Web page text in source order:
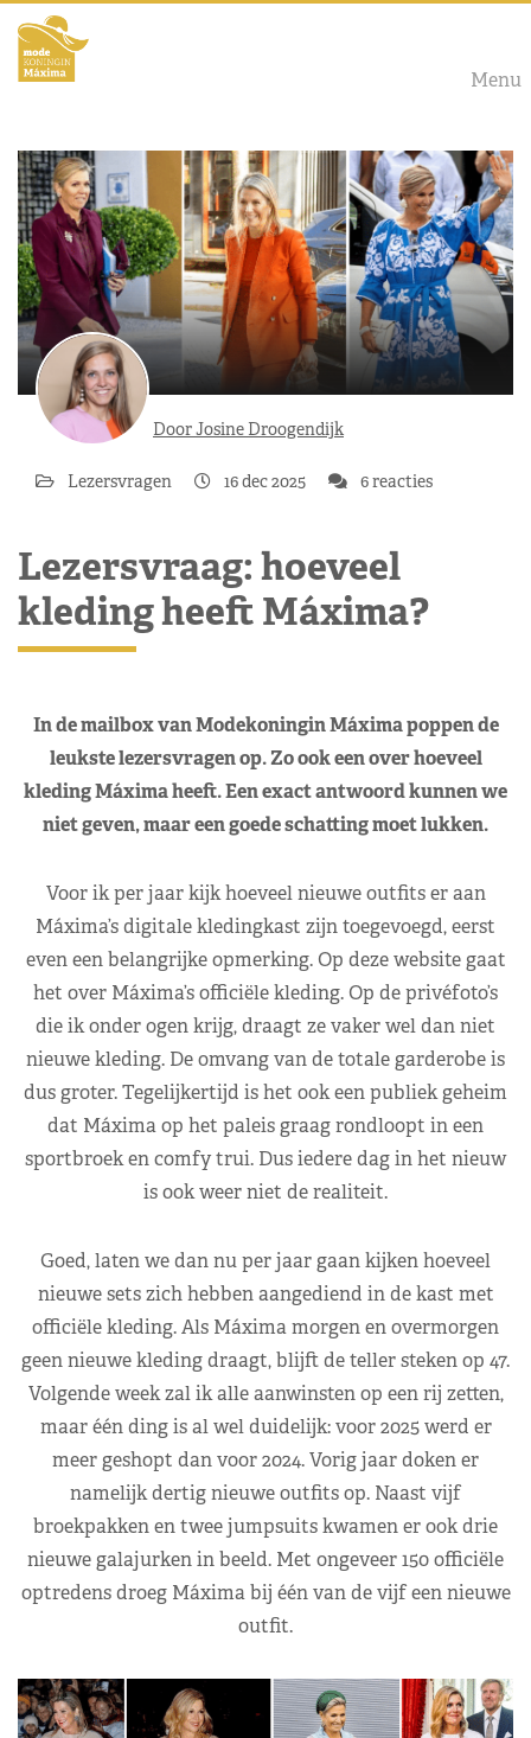
Menu
Door Josine Droogendijk
Lezersvragen 16 dec 2025 6 reacties
Lezersvraag: hoeveel
kleding heeft Máxima?
In de mailbox van Modekoningin Máxima poppen de
leukste lezersvragen op. Zo ook een over hoeveel
kleding Máxima heeft. Een exact antwoord kunnen we
niet geven, maar een goede schatting moet lukken.
Voor ik per jaar kijk hoeveel nieuwe outfits er aan
Máxima’s digitale kledingkast zijn toegevoegd, eerst
even een belangrijke opmerking. Op deze website gaat
het over Máxima’s officiële kleding. Op de privéfoto’s
die ik onder ogen krijg, draagt ze vaker wel dan niet
nieuwe kleding. De omvang van de totale garderobe is
dus groter. Tegelijkertijd is het ook een publiek geheim
dat Máxima op het paleis graag rondloopt in een
sportbroek en comfy trui. Dus iedere dag in het nieuw
is ook weer niet de realiteit.
Goed, laten we dan nu per jaar gaan kijken hoeveel
nieuwe sets zich hebben aangediend in de kast met
officiële kleding. Als Máxima morgen en overmorgen
geen nieuwe kleding draagt, blijft de teller steken op 47.
Volgende week zal ik alle aanwinsten op een rij zetten,
maar één ding is al wel duidelijk: voor 2025 werd er
meer geshopt dan voor 2024. Vorig jaar doken er
namelijk dertig nieuwe outfits op. Naast vijf
broekpakken en twee jumpsuits kwamen er ook drie
nieuwe galajurken in beeld. Met ongeveer 150 officiële
optredens droeg Máxima bij één van de vijf een nieuwe
outfit.